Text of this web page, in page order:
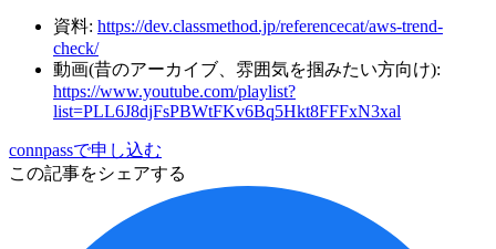
資料: https://dev.classmethod.jp/referencecat/aws-trend-
check/
動画(昔のアーカイブ、雰囲気を掴みたい方向け):
https://www.youtube.com/playlist?
list=PLL6J8djFsPBWtFKv6Bq5Hkt8FFFxN3xal
connpassで申し込む
この記事をシェアする